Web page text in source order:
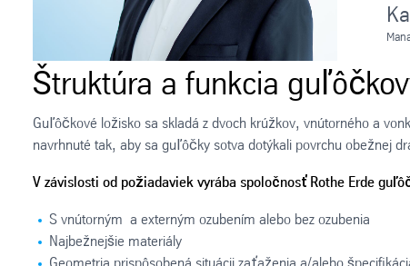
Štruktúra a funkcia
Guľôčkové ložisko sa skladá z dvoch krúžkov, vnútorného a
navrhnuté tak, aby sa guľôčky sotva dotýkali povrchu obežnej
V závislosti od požiadaviek vyrába spoločnosť Rothe Erde
S vnútorným a externým ozubením alebo bez ozubenia
Najbežnejšie materiály